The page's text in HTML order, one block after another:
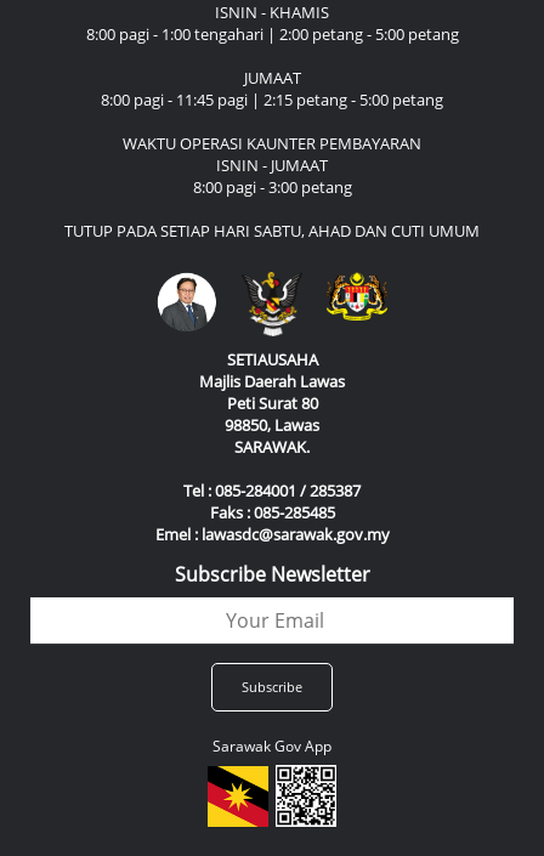
ISNIN - KHAMIS
8:00 pagi - 1:00 tengahari | 2:00 petang - 5:00 petang
JUMAAT
8:00 pagi - 11:45 pagi | 2:15 petang - 5:00 petang
WAKTU OPERASI KAUNTER PEMBAYARAN
ISNIN - JUMAAT
8:00 pagi - 3:00 petang
TUTUP PADA SETIAP HARI SABTU, AHAD DAN CUTI UMUM
SETIAUSAHA
Majlis Daerah Lawas
Peti Surat 80
98850, Lawas
SARAWAK.
Tel : 085-284001 / 285387
Faks : 085-285485
Emel : lawasdc@sarawak.gov.my
Subscribe Newsletter
Sarawak Gov App